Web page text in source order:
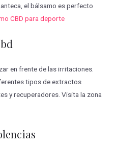
el bálsamo es perfecto
CBD para deporte
en frente de las irritaciones.
tipos de extractos
y recuperadores. Visita la zona